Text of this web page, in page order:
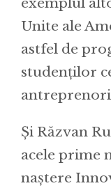
Unite ale
astfel de
studenților
Și Răzvan
acele prime
naștere